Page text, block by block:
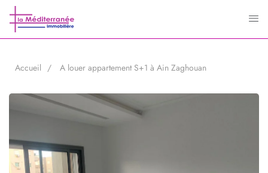
Accueil A louer appartement S+1 à Ain Zaghouan